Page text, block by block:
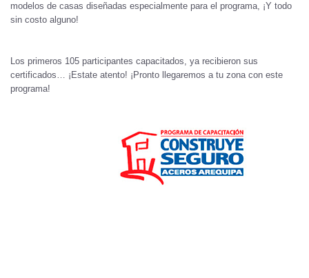
modelos de casas diseñadas especialmente para el programa, ¡Y todo
sin costo alguno!
Los primeros 105 participantes capacitados, ya recibieron sus
certificados… ¡Estate atento! ¡Pronto llegaremos a tu zona con este
programa!